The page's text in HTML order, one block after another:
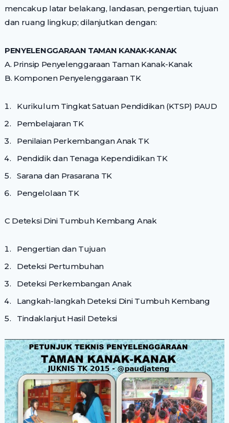
mencakup latar belakang, landasan, pengertian, tujuan
dan ruang lingkup; dilanjutkan dengan:
PENYELENGGARAAN TAMAN KANAK-KANAK
A. Prinsip Penyelenggaraan Taman Kanak-Kanak
B. Komponen Penyelenggaraan TK
Kurikulum Tingkat Satuan Pendidikan (KTSP) PAUD
Pembelajaran TK
Penilaian Perkembangan Anak TK
Pendidik dan Tenaga Kependidikan TK
Sarana dan Prasarana TK
Pengelolaan TK
C Deteksi Dini Tumbuh Kembang Anak
Pengertian dan Tujuan
Deteksi Pertumbuhan
Deteksi Perkembangan Anak
Langkah-langkah Deteksi Dini Tumbuh Kembang
Tindaklanjut Hasil Deteksi